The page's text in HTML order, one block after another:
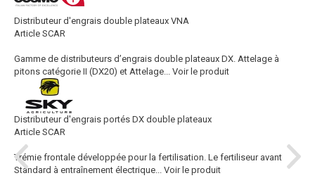
Distributeur d'engrais double plateaux VNA
Article SCAR
Gamme de distributeurs d’engrais double plateaux DX. Attelage à
pitons catégorie II (DX20) et Attelage... Voir le produit
Distributeur d'engrais portés DX double plateaux
Article SCAR
Trémie frontale développée pour la fertilisation. Le fertiliseur avant
Standard à entraînement électrique... Voir le produit